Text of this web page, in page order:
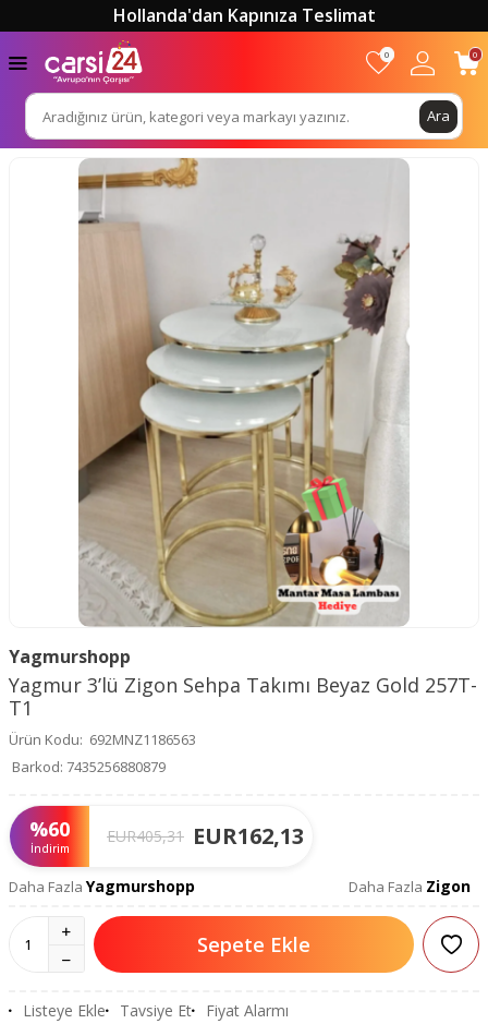
Hollanda'dan Kapınıza Teslimat
Ara
0 0
Yagmurshopp
Yagmur 3’lü Zigon Sehpa Takımı Beyaz Gold 257T-
T1
Ürün Kodu: 692MNZ1186563
Barkod: 7435256880879
%60
İndirim
EUR405,31 EUR162,13
Daha Fazla Yagmurshopp Daha Fazla Zigon
Sepete Ekle
Listeye Ekle Tavsiye Et Fiyat Alarmı